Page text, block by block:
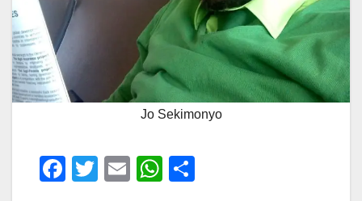
Jo Sekimonyo
F
T
E
W